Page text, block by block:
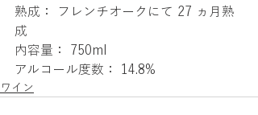
熟成： フレンチオークにて 27 ヵ月熟
成
内容量： 750ml
アルコール度数： 14.8%
ワイン